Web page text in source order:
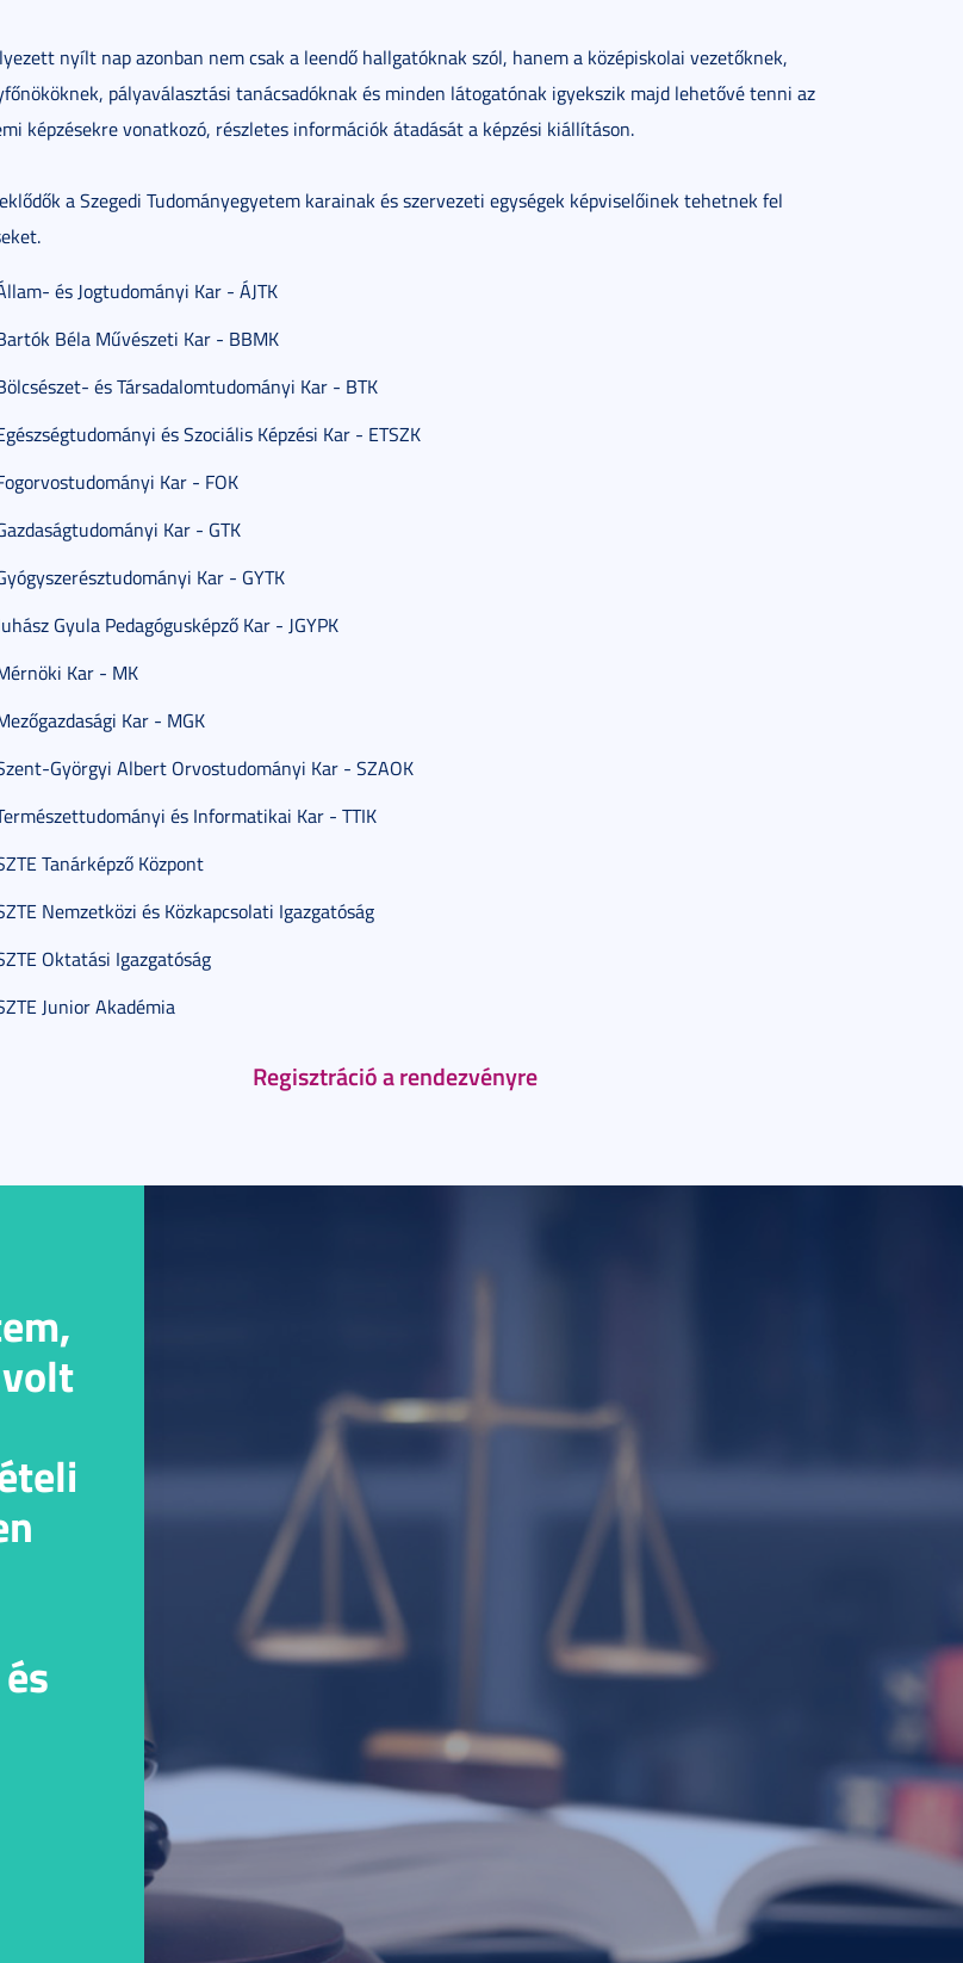
nyílt nap azonban nem csak a leendő hallgatóknak szól, hanem a középiskolai vezetőknek,
pályaválasztási tanácsadóknak és minden látogatónak igyekszik majd lehetővé tenni az
képzésekre vonatkozó, részletes információk átadását a képzési kiállításon.
a Szegedi Tudományegyetem karainak és szervezeti egységek képviselőinek tehetnek fel
és Jogtudományi Kar - ÁJTK
Béla Művészeti Kar - BBMK
és Társadalomtudományi Kar - BTK
és Szociális Képzési Kar - ETSZK
Kar - FOK
Kar - GTK
Kar - GYTK
Gyula Pedagógusképző Kar - JGYPK
Kar - MK
Kar - MGK
Györgyi Albert Orvostudományi Kar - SZAOK
és Informatikai Kar - TTIK
Tanárképző Központ
Nemzetközi és Közkapcsolati Igazgatóság
Oktatási Igazgatóság
Junior Akadémia
Regisztráció a rendezvényre